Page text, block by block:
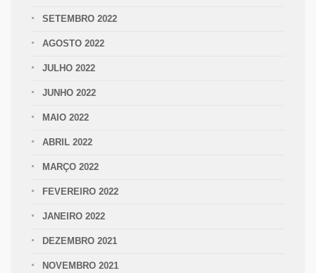
SETEMBRO 2022
AGOSTO 2022
JULHO 2022
JUNHO 2022
MAIO 2022
ABRIL 2022
MARÇO 2022
FEVEREIRO 2022
JANEIRO 2022
DEZEMBRO 2021
NOVEMBRO 2021